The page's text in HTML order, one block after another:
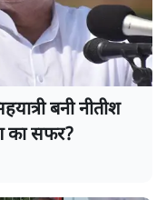
बनी नीतीश
का सफर?